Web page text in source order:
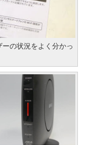
の状況をよく分かっ